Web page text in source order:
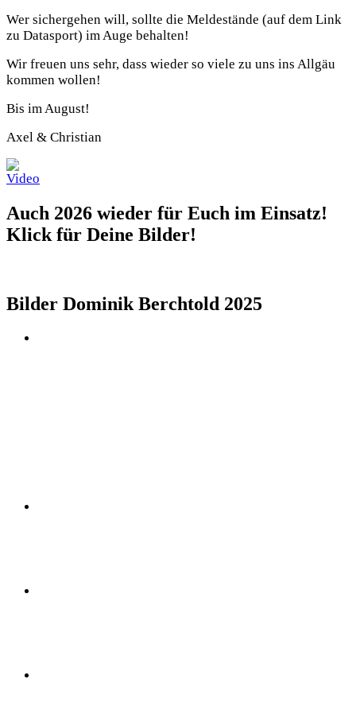
Wer sichergehen will, sollte die Meldestände (auf dem Link
zu Datasport) im Auge behalten!
Wir freuen uns sehr, dass wieder so viele zu uns ins Allgäu
kommen wollen!
Bis im August!
Axel & Christian
Auch 2026 wieder für Euch im Einsatz!
Klick für Deine Bilder!
Bilder Dominik Berchtold 2025